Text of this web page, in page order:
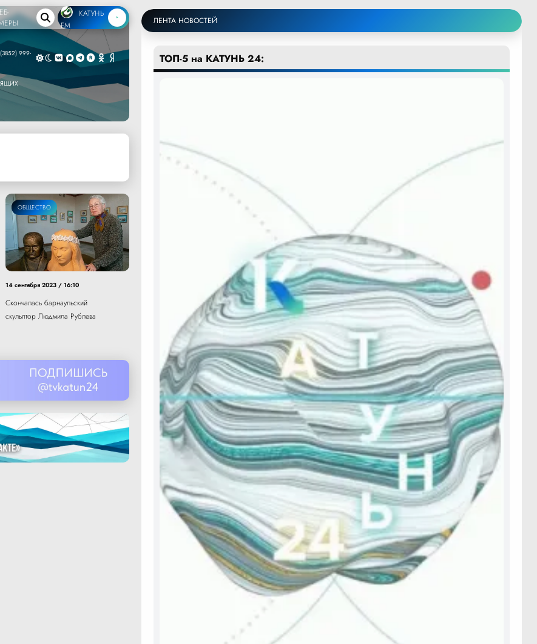
КАТУНЬ
FM
999-
ОБЩЕСТВО
14 сентября 2023 / 16:10
Скончалась барнаульский
скульптор Людмила Рублева
ЛЕНТА НОВОСТЕЙ
ТОП-5 на КАТУНЬ 24: